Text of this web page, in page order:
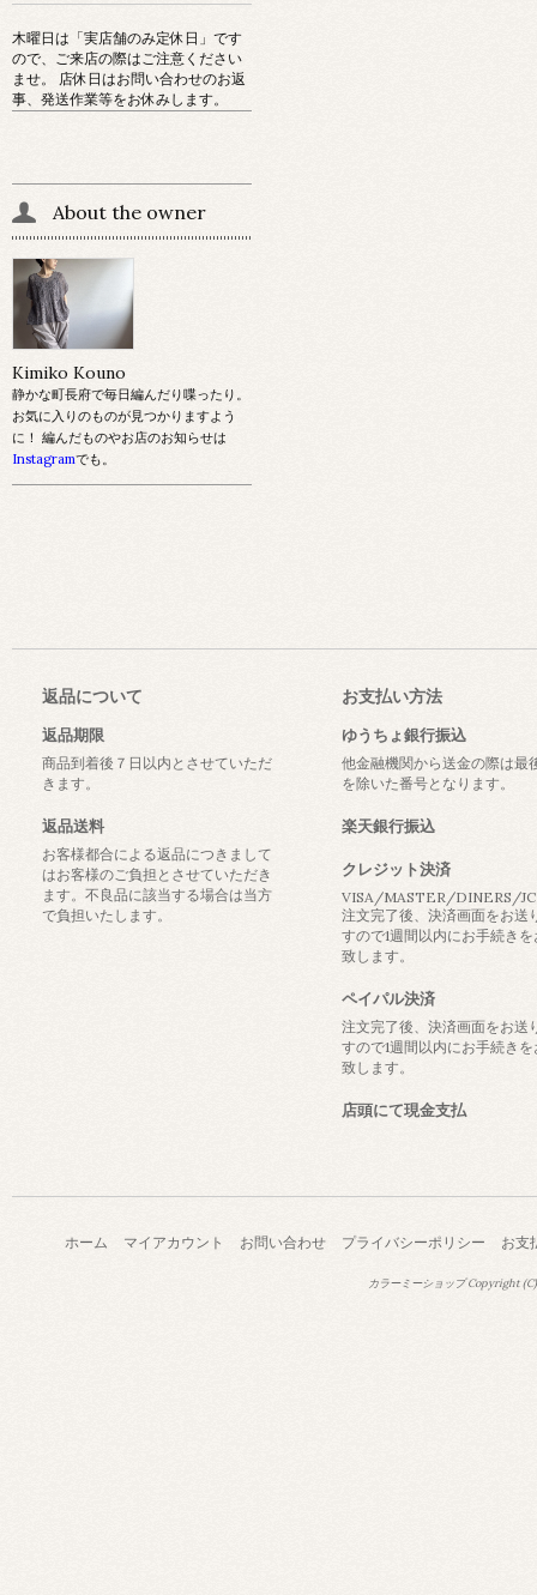
木曜日は「実店舗のみ定休日」です
ので、ご来店の際はご注意ください
ませ。 店休日はお問い合わせのお返
事、発送作業等をお休みします。
About the owner
Kimiko Kouno
静かな町長府で毎日編んだり喋ったり。
お気に入りのものが見つかりますよう
に！ 編んだものやお店のお知らせは
Instagramでも。
返品について
返品期限
商品到着後７日以内とさせていただ
きます。
返品送料
お客様都合による返品につきまして
はお客様のご負担とさせていただき
ます。不良品に該当する場合は当方
で負担いたします。
お支払い方法
ゆうちょ銀行振込
他金融機関から送金の際は最
を除いた番号となります。
楽天銀行振込
クレジット決済
VISA/MASTER/DINERS/
注文完了後、決済画面をお送
すので1週間以内にお手続き
致します。
ペイパル決済
注文完了後、決済画面をお送
すので1週間以内にお手続き
致します。
店頭にて現金支払
ホーム マイアカウント お問い合わせ プライバシーポリシー お支
カラーミーショップCopyright